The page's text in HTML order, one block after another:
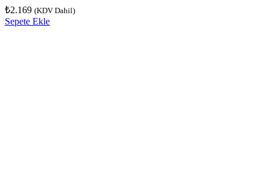
₺2.169 (KDV Dahil)
Sepete Ekle